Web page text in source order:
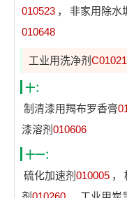
010523 ， 非家用除水
010648
工业用洗净剂
十：
制清漆用羯布罗香膏
漆溶剂 010606
十一：
硫化加速剂 010005 ，